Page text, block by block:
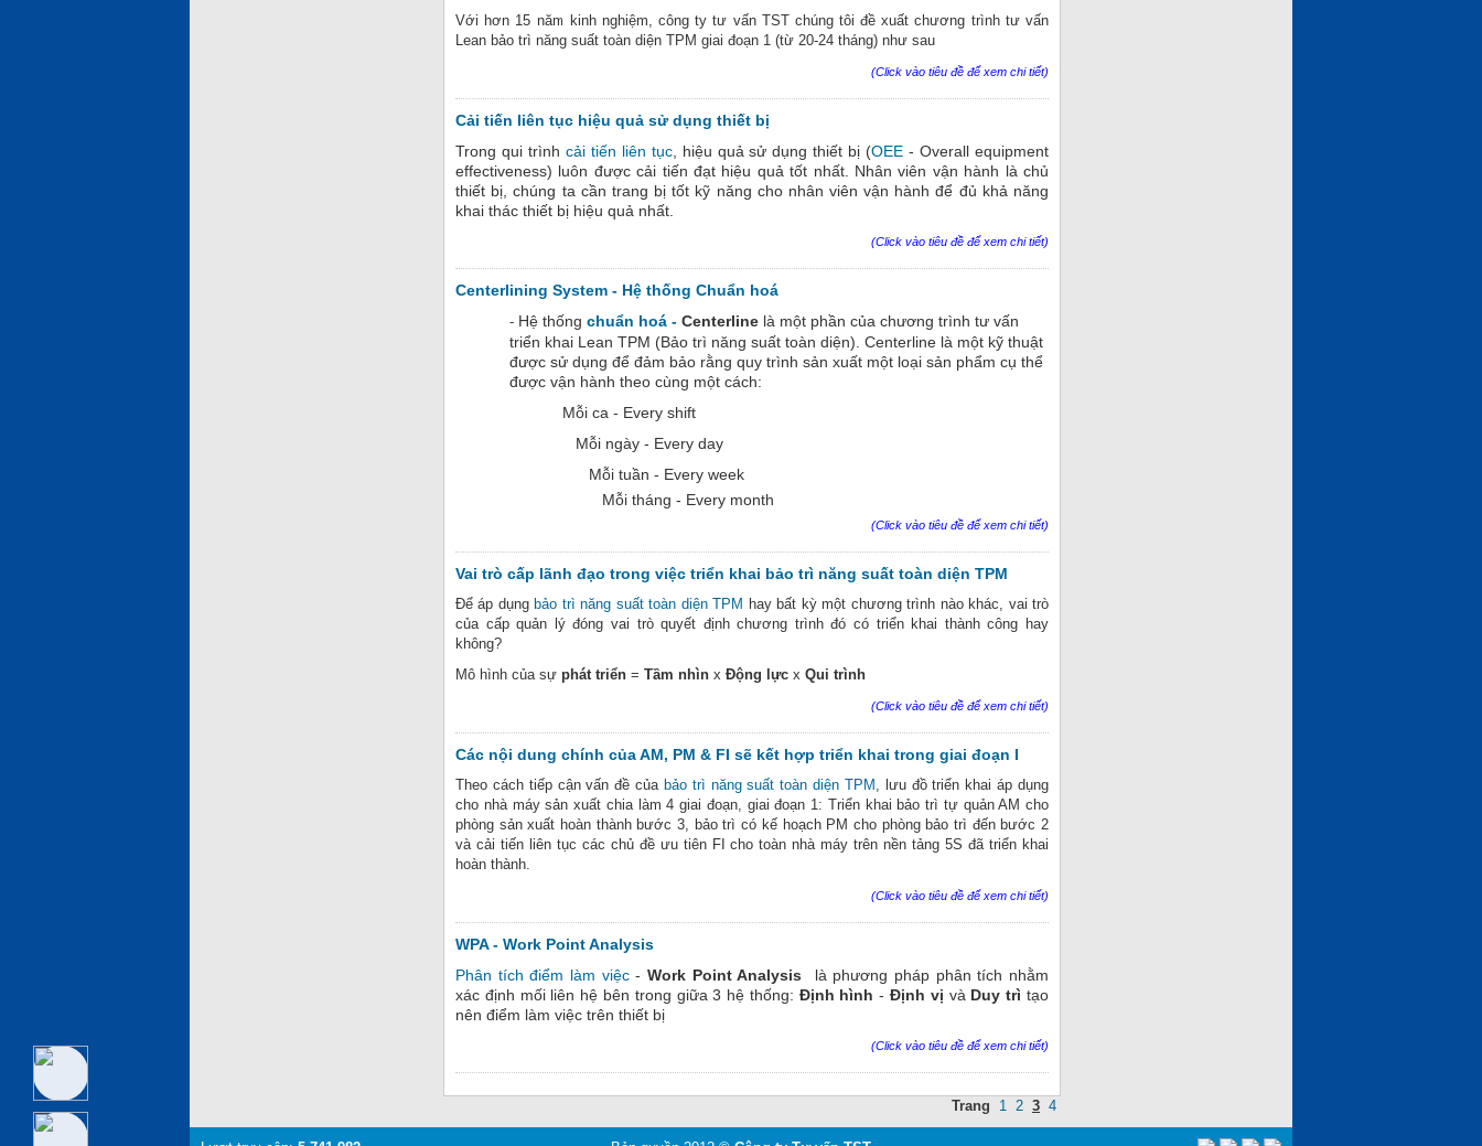
Với hơn 15 năm kinh nghiệm, công ty tư vấn TST chúng tôi đề xuất chương trình tư vấn
Lean bảo trì năng suất toàn diện TPM giai đoạn 1 (từ 20-24 tháng) như sau
(Click vào tiêu đề để xem chi tiết)
Cải tiến liên tục hiệu quả sử dụng thiết bị
Trong qui trình cải tiến liên tục, hiệu quả sử dụng thiết bị (OEE - Overall equipment
effectiveness) luôn được cải tiến đạt hiệu quả tốt nhất. Nhân viên vận hành là chủ
thiết bị, chúng ta cần trang bị tốt kỹ năng cho nhân viên vận hành để đủ khả năng
khai thác thiết bị hiệu quả nhất.
(Click vào tiêu đề để xem chi tiết)
Centerlining System - Hệ thống Chuẩn hoá
-Hệ thống chuẩn hoá - Centerlinelà một phần của chương trình tư vấn
triển khai Lean TPM (Bảo trì năng suất toàn diện). Centerline là một kỹ thuật
được sử dụng để đảm bảo rằng quy trình sản xuất một loại sản phẩm cụ thể
được vận hành theo cùng một cách:
Mỗi ca - Every shift
Mỗi ngày - Every day
Mỗi tuần - Every week
Mỗi tháng - Every month
(Click vào tiêu đề để xem chi tiết)
Vai trò cấp lãnh đạo trong việc triển khai bảo trì năng suất toàn diện TPM
Để áp dụngbảo trì năng suất toàn diện TPM hay bất kỳ một chương trình nào khác, vai trò
của cấp quản lý đóng vai trò quyết định chương trình đó có triển khai thành công hay
không?
Mô hình của sự phát triển = Tầm nhìn x Động lực x Qui trình
(Click vào tiêu đề để xem chi tiết)
Các nội dung chính của AM, PM & FI sẽ kết hợp triển khai trong giai đoạn I
Theo cách tiếp cận vấn đề củabảo trì năng suất toàn diện TPM , lưu đồ triển khai áp dụng
cho nhà máy sản xuất chia làm 4 giai đoạn, giai đoạn 1: Triển khai bảo trì tự quản AM cho
phòng sản xuất hoàn thành bước 3, bảo trì có kế hoạch PM cho phòng bảo trì đến bước 2
và cải tiến liên tục các chủ đề ưu tiên FI cho toàn nhà máy trên nền tảng 5S đã triển khai
hoàn thành.
(Click vào tiêu đề để xem chi tiết)
WPA - Work Point Analysis
Phân tích điểm làm việc-Work Point Analysis
là phương pháp phân tích nhằm
xác định mối liên hệ bên trong giữa 3 hệ thống: Định hình -Định vị và Duy trì tạo
nên điểm làm việc trên thiết bị
(Click vào tiêu đề để xem chi tiết)
Trang 1 2 3 4